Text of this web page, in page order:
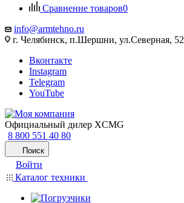
Сравнение товаров0
info@armtehno.ru
г. Челябинск, п.Шершни, ул.Северная, 52
Вконтакте
Instagram
Telegram
YouTube
Официальный дилер XCMG
8 800 551 40 80
Поиск
Войти
Каталог техники